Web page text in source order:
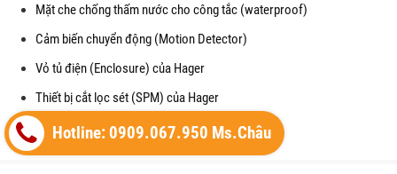
Mặt che chống thấm nước cho công tắc (waterproof)
Cảm biến chuyển động (Motion Detector)
Vỏ tủ điện (Enclosure) của Hager
Thiết bị cắt lọc sét (SPM) của Hager
Máy cắt không khí (ACB) của Hager
Hotline: 0909.067.950 Ms.Châu